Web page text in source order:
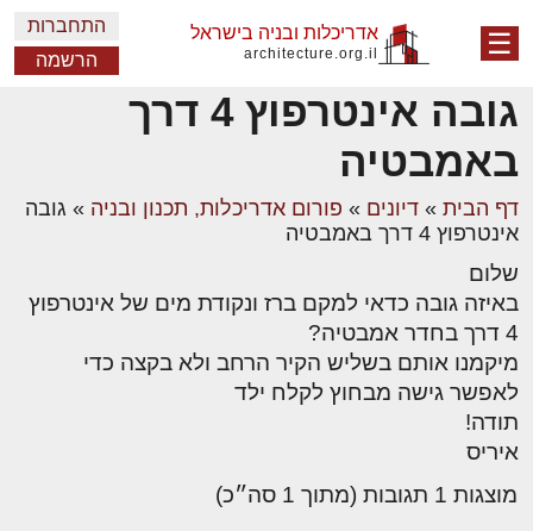
☰ אדריכלות ובניה בישראל
architecture.org.il
התחברות
הרשמה
גובה אינטרפוץ 4 דרך
באמבטיה
דף הבית » דיונים » פורום אדריכלות, תכנון ובניה » גובה
אינטרפוץ 4 דרך באמבטיה
שלום
באיזה גובה כדאי למקם ברז ונקודת מים של אינטרפוץ
4 דרך בחדר אמבטיה?
מיקמנו אותם בשליש הקיר הרחב ולא בקצה כדי
לאפשר גישה מבחוץ לקלח ילד
תודה!
איריס
מוצגות 1 תגובות (מתוך 1 סה״כ)